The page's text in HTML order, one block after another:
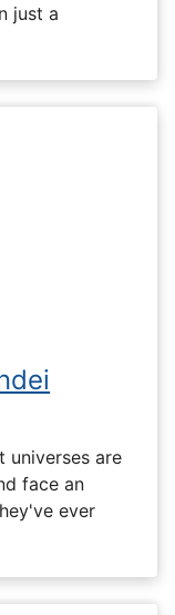
just a
universes are
face an
ever